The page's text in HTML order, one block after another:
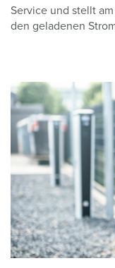
Service und stellt
den geladenen